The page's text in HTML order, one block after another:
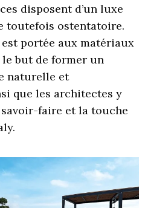
disposent d’un luxe
toutefois ostentatoire.
portée aux matériaux
but de former un
naturelle et
que les architectes y
faire et la touche